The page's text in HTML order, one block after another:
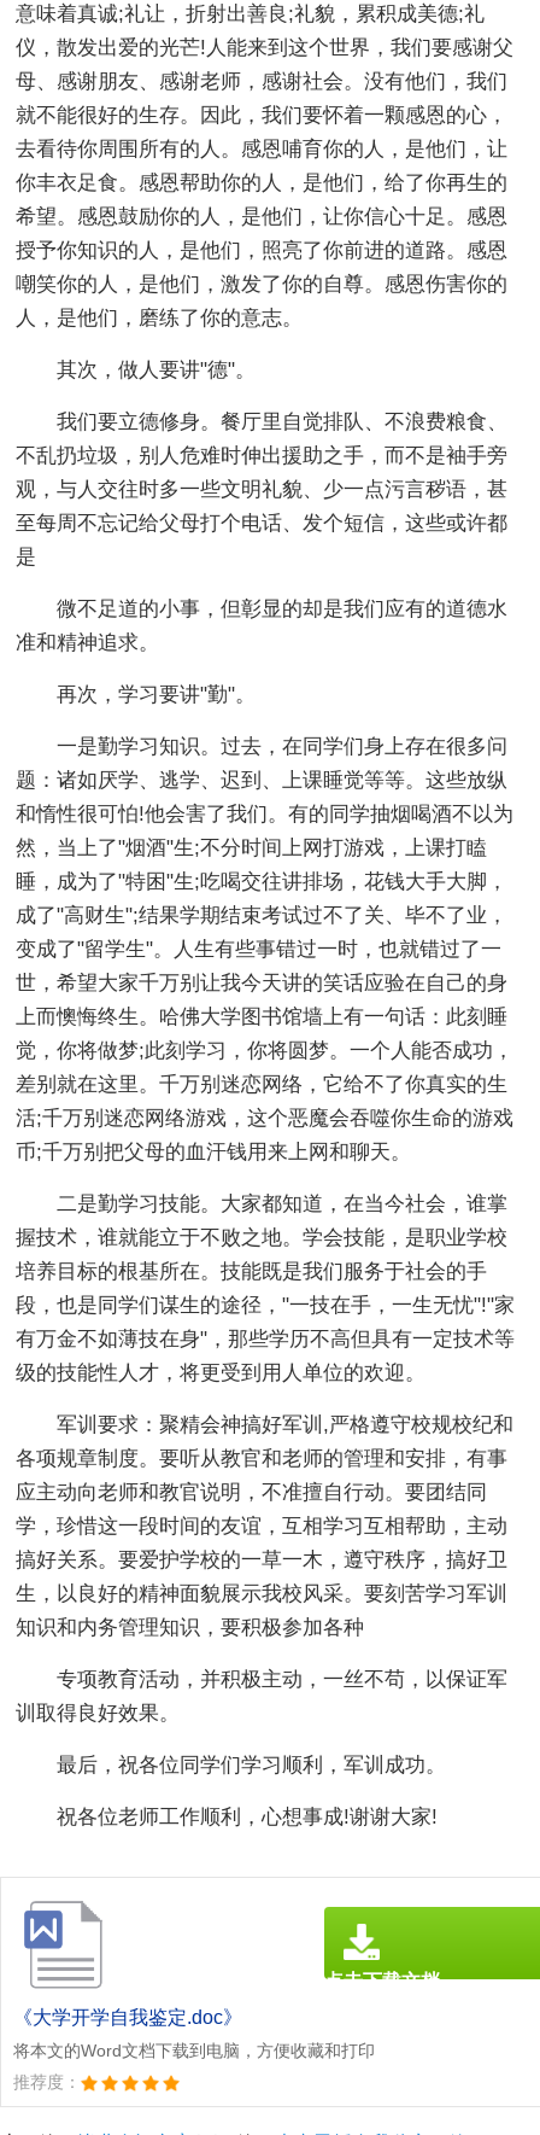
意味着真诚;礼让，折射出善良;礼貌，累积成美德;礼
仪，散发出爱的光芒!人能来到这个世界，我们要感谢父
母、感谢朋友、感谢老师，感谢社会。没有他们，我们
就不能很好的生存。因此，我们要怀着一颗感恩的心，
去看待你周围所有的人。感恩哺育你的人，是他们，让
你丰衣足食。感恩帮助你的人，是他们，给了你再生的
希望。感恩鼓励你的人，是他们，让你信心十足。感恩
授予你知识的人，是他们，照亮了你前进的道路。感恩
嘲笑你的人，是他们，激发了你的自尊。感恩伤害你的
人，是他们，磨练了你的意志。
其次，做人要讲"德"。
我们要立德修身。餐厅里自觉排队、不浪费粮食、
不乱扔垃圾，别人危难时伸出援助之手，而不是袖手旁
观，与人交往时多一些文明礼貌、少一点污言秽语，甚
至每周不忘记给父母打个电话、发个短信，这些或许都
是
微不足道的小事，但彰显的却是我们应有的道德水
准和精神追求。
再次，学习要讲"勤"。
一是勤学习知识。过去，在同学们身上存在很多问
题：诸如厌学、逃学、迟到、上课睡觉等等。这些放纵
和惰性很可怕!他会害了我们。有的同学抽烟喝酒不以为
然，当上了"烟酒"生;不分时间上网打游戏，上课打瞌
睡，成为了"特困"生;吃喝交往讲排场，花钱大手大脚，
成了"高财生";结果学期结束考试过不了关、毕不了业，
变成了"留学生"。人生有些事错过一时，也就错过了一
世，希望大家千万别让我今天讲的笑话应验在自己的身
上而懊悔终生。哈佛大学图书馆墙上有一句话：此刻睡
觉，你将做梦;此刻学习，你将圆梦。一个人能否成功，
差别就在这里。千万别迷恋网络，它给不了你真实的生
活;千万别迷恋网络游戏，这个恶魔会吞噬你生命的游戏
币;千万别把父母的血汗钱用来上网和聊天。
二是勤学习技能。大家都知道，在当今社会，谁掌
握技术，谁就能立于不败之地。学会技能，是职业学校
培养目标的根基所在。技能既是我们服务于社会的手
段，也是同学们谋生的途径，"一技在手，一生无忧"!"家
有万金不如薄技在身"，那些学历不高但具有一定技术等
级的技能性人才，将更受到用人单位的欢迎。
军训要求：聚精会神搞好军训,严格遵守校规校纪和
各项规章制度。要听从教官和老师的管理和安排，有事
应主动向老师和教官说明，不准擅自行动。要团结同
学，珍惜这一段时间的友谊，互相学习互相帮助，主动
搞好关系。要爱护学校的一草一木，遵守秩序，搞好卫
生，以良好的精神面貌展示我校风采。要刻苦学习军训
知识和内务管理知识，要积极参加各种
专项教育活动，并积极主动，一丝不苟，以保证军
训取得良好效果。
最后，祝各位同学们学习顺利，军训成功。
祝各位老师工作顺利，心想事成!谢谢大家!
《大学开学自我鉴定.doc》
将本文的Word文档下载到电脑，方便收藏和打印
推荐度：
点击下载文档